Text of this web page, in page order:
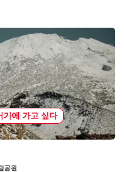
기에 가고 싶다
공원